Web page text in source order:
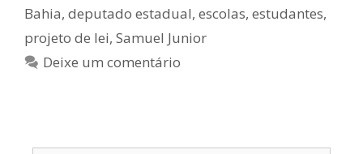
Bahia, deputado estadual, escolas, estudantes,
projeto de lei, Samuel Junior
Deixe um comentário